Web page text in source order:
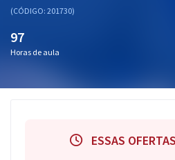
(CÓDIGO: 201730)
97
Horas de aula
ESSAS